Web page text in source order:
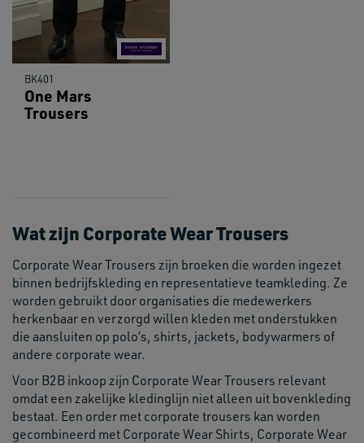
BK401
One Mars
Trousers
Wat zijn Corporate Wear Trousers
Corporate Wear Trousers zijn broeken die worden ingezet
binnen bedrijfskleding en representatieve teamkleding. Ze
worden gebruikt door organisaties die medewerkers
herkenbaar en verzorgd willen kleden met onderstukken
die aansluiten op polo’s, shirts, jackets, bodywarmers of
andere corporate wear.
Voor B2B inkoop zijn Corporate Wear Trousers relevant
omdat een zakelijke kledinglijn niet alleen uit bovenkleding
bestaat. Een order met corporate trousers kan worden
gecombineerd met Corporate Wear Shirts, Corporate Wear